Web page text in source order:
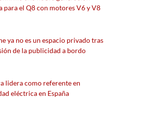
para el Q8 con motores V6 y V8
ya no es un espacio privado tras
de la publicidad a bordo
lidera como referente en
eléctrica en España